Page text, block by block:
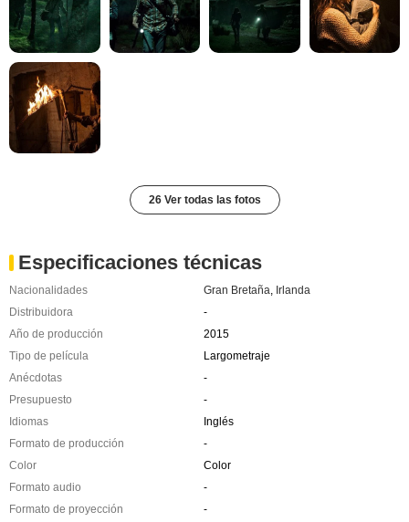
26 Ver todas las fotos
Especificaciones técnicas
Nacionalidades Gran Bretaña Irlanda
Distribuidora
-
Año de producción
2015
Tipo de película
Largometraje
Anécdotas
-
Presupuesto
-
Idiomas
Inglés
Formato de producción
-
Color
Color
Formato audio
-
Formato de proyección
-